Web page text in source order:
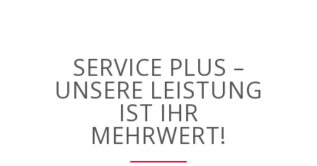
SERVICE PLUS –
UNSERE LEISTUNG
IST IHR
MEHRWERT!